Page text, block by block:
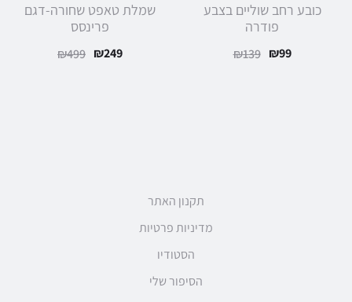
כובע רחב שוליים בצבע
פודרה
₪139 ₪99
שמלת טאפט שחורה-דגם
פרינסס
₪499 ₪249
תקנון האתר
מדיניות פרטיות
הסטודיו
הסיפור שלי